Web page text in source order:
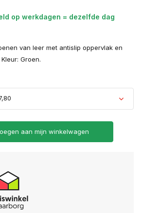
op werkdagen = dezelfde dag
van leer met antislip oppervlak en
Groen.
aan mijn winkelwagen